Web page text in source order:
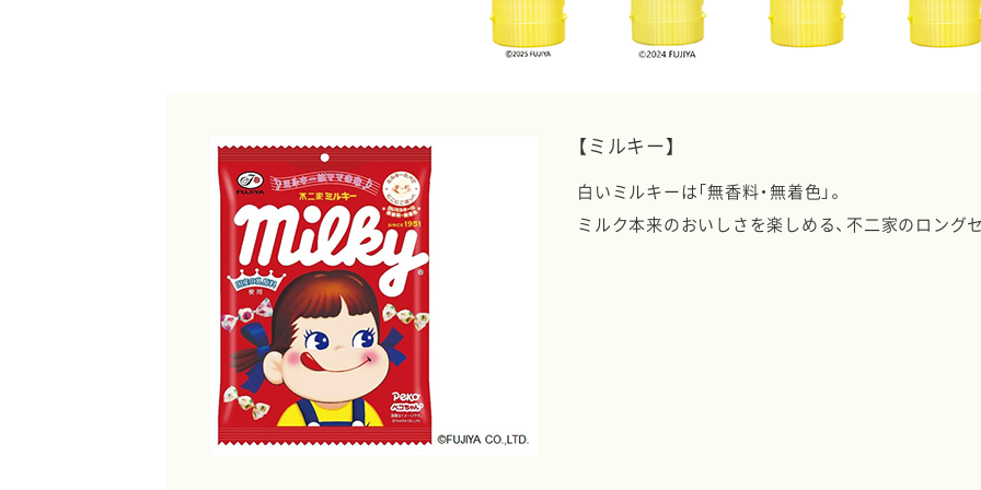
【ミルキー】
白いミルキーは「無香料・無着色」。
ミルク本来のおいしさを楽しめる、不二家のロング